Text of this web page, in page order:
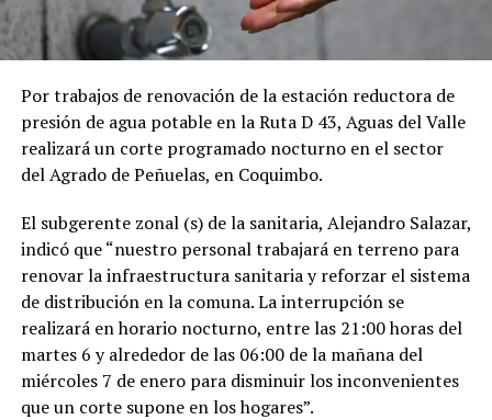
Por trabajos de renovación de la estación reductora de
presión de agua potable en la Ruta D 43, Aguas del Valle
realizará un corte programado nocturno en el sector
del Agrado de Peñuelas, en Coquimbo.
El subgerente zonal (s) de la sanitaria, Alejandro Salazar,
indicó que “nuestro personal trabajará en terreno para
renovar la infraestructura sanitaria y reforzar el sistema
de distribución en la comuna. La interrupción se
realizará en horario nocturno, entre las 21:00 horas del
martes 6 y alrededor de las 06:00 de la mañana del
miércoles 7 de enero para disminuir los inconvenientes
que un corte supone en los hogares”.